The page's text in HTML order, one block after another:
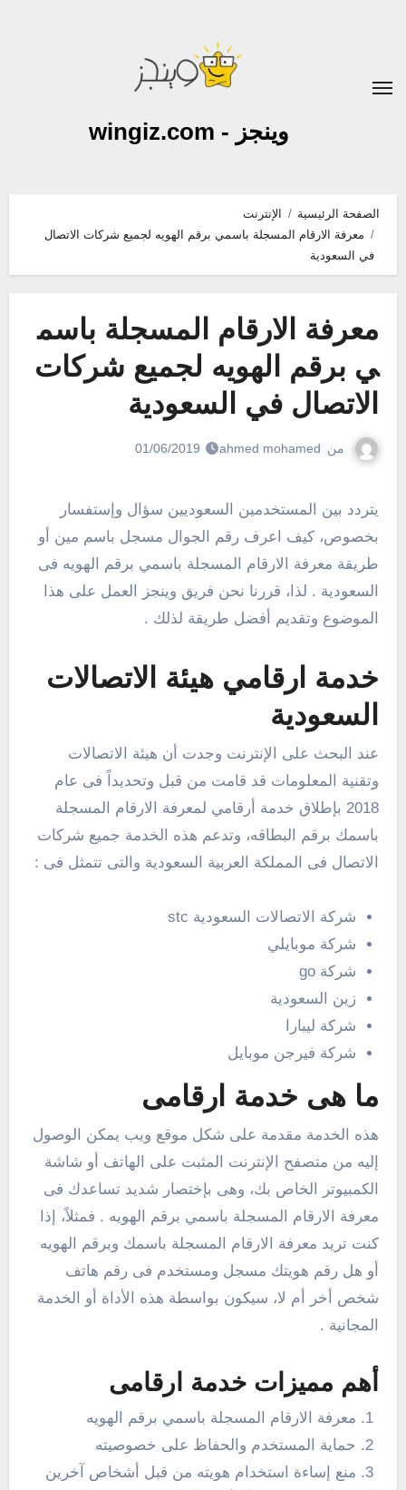
وينجز - wingiz.com
الصفحة الرئيسية
الإنترنت
معرفة الارقام المسجلة باسمي برقم الهويه لجميع شركات الاتصال
في السعودية
معرفة الارقام المسجلة باسم
ي برقم الهويه لجميع شركات
الاتصال في السعودية
من ahmed mohamed
01/06/2019
يتردد بين المستخدمين السعوديين سؤال وإستفسار
بخصوص، كيف اعرف رقم الجوال مسجل باسم مين أو
طريقة معرفة الارقام المسجلة باسمي برقم الهويه فى
السعودية . لذا، قررنا نحن فريق وينجز العمل على هذا
الموضوع وتقديم أفضل طريقة لذلك .
خدمة ارقامي هيئة الاتصالات
السعودية
عند البحث على الإنترنت وجدت أن هيئة الاتصالات
وتقنية المعلومات قد قامت من قبل وتحديداً فى عام
2018 بإطلاق خدمة أرقامي لمعرفة الارقام المسجلة
باسمك برقم البطاقه، وتدعم هذه الخدمة جميع شركات
الاتصال فى المملكة العربية السعودية والتى تتمثل فى :
شركة الاتصالات السعودية stc
شركة موبايلي
شركة go
زين السعودية
شركة ليبارا
شركة فيرجن موبايل
ما هى خدمة ارقامى
هذه الخدمة مقدمة على شكل موقع ويب يمكن الوصول
إليه من متصفح الإنترنت المثبت على الهاتف أو شاشة
الكمبيوتر الخاص بك، وهى بإختصار شديد تساعدك فى
معرفة الارقام المسجلة باسمي برقم الهويه . فمثلاً، إذا
كنت تريد معرفة الارقام المسجلة باسمك وبرقم الهويه
أو هل رقم هويتك مسجل ومستخدم فى رقم هاتف
شخص أخر أم لا، سيكون بواسطة هذه الأداة أو الخدمة
المجانية .
أهم مميزات خدمة ارقامى
معرفة الارقام المسجلة باسمي برقم الهويه
حماية المستخدم والحفاظ على خصوصيته
منع إساءة استخدام هويته من قبل أشخاص آخرين